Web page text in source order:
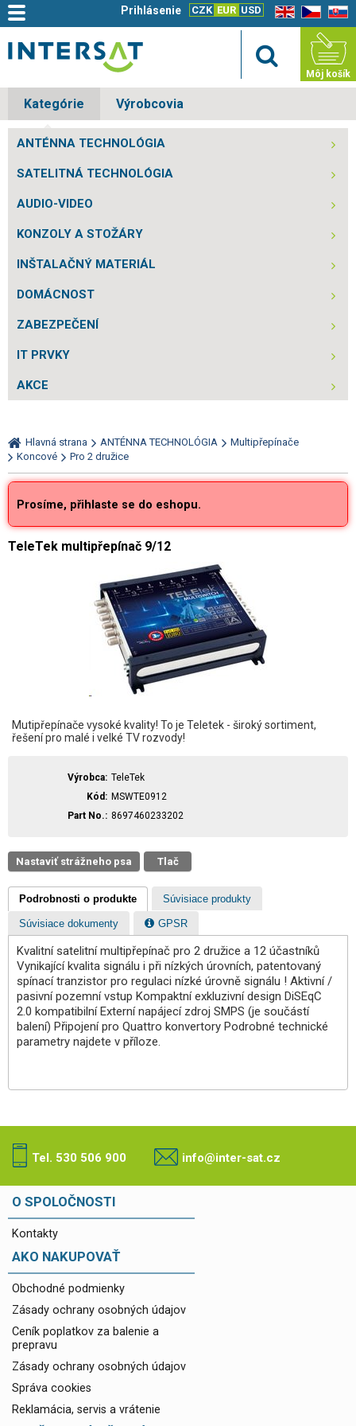
EN CZ SK
CZK EUR USD
Prihlásenie
Môj košík
Kategórie Výrobcovia
ANTÉNNA TECHNOLÓGIA
SATELITNÁ TECHNOLÓGIA
AUDIO-VIDEO
KONZOLY A STOŽÁRY
INŠTALAČNÝ MATERIÁL
DOMÁCNOST
ZABEZPEČENÍ
IT PRVKY
AKCE
Hlavná strana ANTÉNNA TECHNOLÓGIA
Multipřepínače
Koncové
Pro 2 družice
Prosíme, přihlaste se do eshopu.
TeleTek multipřepínač 9/12
Mutipřepínače vysoké kvality! To je Teletek - široký sortiment,
řešení pro malé i velké TV rozvody!
Výrobca TeleTek
Kód
MSWTE0912
Part No.
8697460233202
Nastaviť strážneho psa Tlač
Podrobnosti o produkte Súvisiace produkty
Súvisiace dokumenty GPSR
Kvalitní satelitní multipřepínač pro 2 družice a 12 účastníků
Vynikající kvalita signálu i při nízkých úrovních, patentovaný
spínací tranzistor pro regulaci nízké úrovně signálu ! Aktivní /
pasivní pozemní vstup Kompaktní exkluzivní design DiSEqC
2.0 kompatibilní Externí napájecí zdroj SMPS (je součástí
balení) Připojení pro Quattro konvertory Podrobné technické
parametry najdete v příloze.
Tel. 530 506 900 info@inter-sat.cz
O SPOLOČNOSTI
Kontakty
AKO NAKUPOVAŤ
Obchodné podmienky
Zásady ochrany osobných údajov
Ceník poplatkov za balenie a
prepravu
Zásady ochrany osobných údajov
Správa cookies
Reklamácia, servis a vrátenie